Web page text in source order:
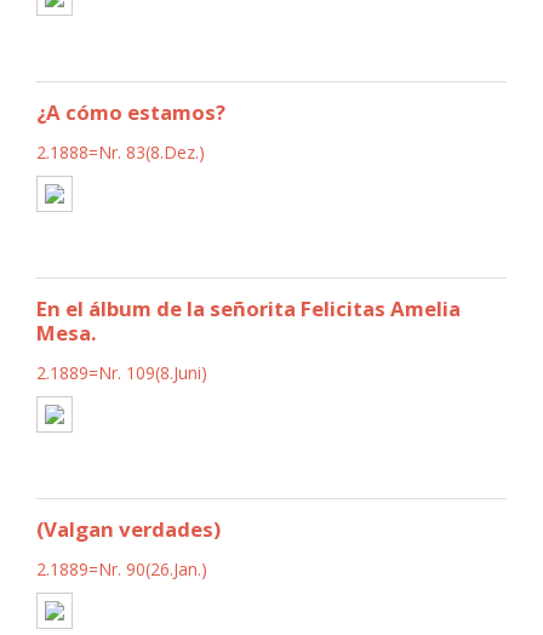
¿A cómo estamos?
2.1888=Nr. 83(8.Dez.)
En el álbum de la señorita Felicitas Amelia
Mesa.
2.1889=Nr. 109(8.Juni)
(Valgan verdades)
2.1889=Nr. 90(26.Jan.)